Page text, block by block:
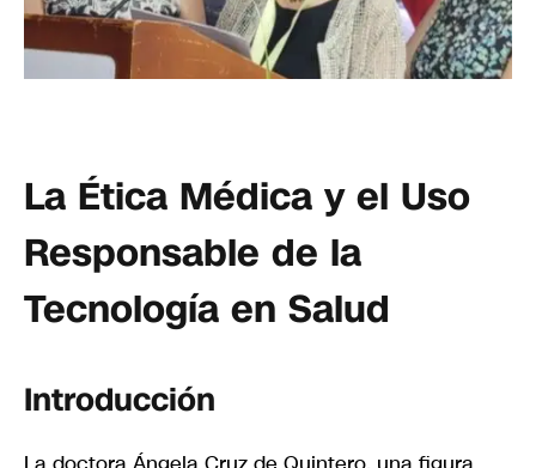
La Ética Médica y el Uso
Responsable de la
Tecnología en Salud
Introducción